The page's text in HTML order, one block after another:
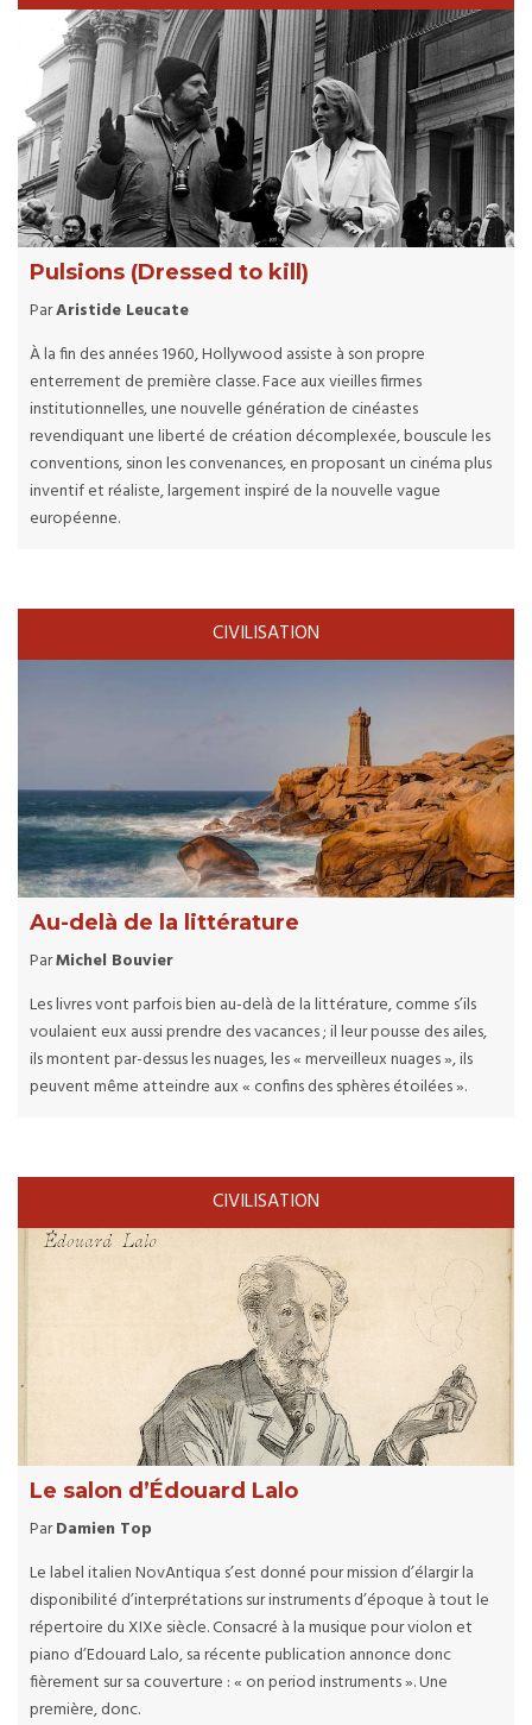
Pulsions (Dressed to kill)
ParAristide Leucate
À la fin des années 1960, Hollywood assiste à son propre
enterrement de première classe. Face aux vieilles firmes
institutionnelles, une nouvelle génération de cinéastes
revendiquant une liberté de création décomplexée, bouscule les
conventions, sinon les convenances, en proposant un cinéma plus
inventif et réaliste, largement inspiré de la nouvelle vague
européenne.
CIVILISATION
Au-delà de la littérature
ParMichel Bouvier
Les livres vont parfois bien au-delà de la littérature, comme s’ils
voulaient eux aussi prendre des vacances ; il leur pousse des ailes,
ils montent par-dessus les nuages, les « merveilleux nuages », ils
peuvent même atteindre aux « confins des sphères étoilées ».
CIVILISATION
Le salon d’Édouard Lalo
ParDamien Top
Le label italien NovAntiqua s’est donné pour mission d’élargir la
disponibilité d’interprétations sur instruments d’époque à tout le
répertoire du XIXe siècle. Consacré à la musique pour violon et
piano d’Edouard Lalo, sa récente publication annonce donc
fièrement sur sa couverture : « on period instruments ». Une
première, donc.